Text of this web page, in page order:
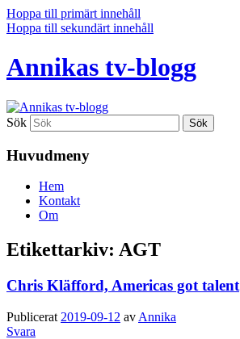
Hoppa till primärt innehåll
Hoppa till sekundärt innehåll
Annikas tv-blogg
Sök
Huvudmeny
Hem
Kontakt
Om
Etikettarkiv: AGT
Chris Kläfford, Americas got talent
Publicerat 2019-09-12 av Annika
Svara